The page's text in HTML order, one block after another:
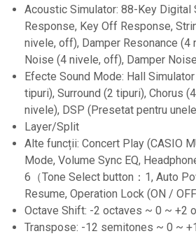
Stative de partituri
Case-uri, rack, huse si genti
Case-uri universale
Pachete si bundle
Casti Audio
Amplificatoare de casti
Cabluri Earpad si accesorii de casti
Casti broadcast si Casti cu Microfon
Casti DJ
Casti Hi-fi
Casti In ear pentru monitorizare
Acoustic Simulator: 88-Key Digital
Response, Key Off Response,
nivele, off), Damper Resonance (4
Noise (4 nivele, off), Damper
Efecte Sound Mode: Hall
tipuri), Surround (2 tipuri), Chorus
nivele), DSP (Presetat pentru
Layer/Split
Alte funcții: Concert Play (CASIO
Mode, Volume Sync EQ,
6（Tone Select button：1, Auto
Resume, Operation Lock (ON /
Octave Shift: -2 octaves ~ 0 ~ +2
Transpose: -12 semitones ~ 0 ~